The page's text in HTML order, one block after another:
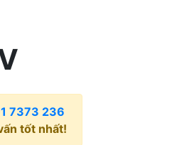
7373 236
tốt nhất!